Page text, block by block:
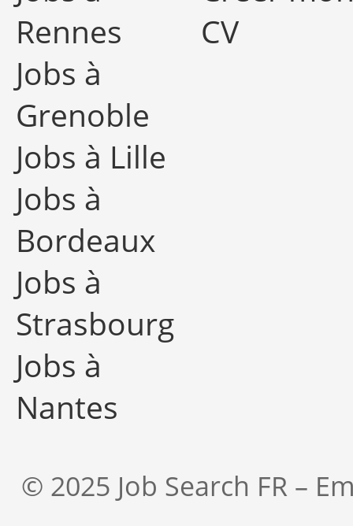
Rennes
Jobs à
Grenoble
Jobs à Lille
Jobs à
Bordeaux
Jobs à
Strasbourg
Jobs à
Nantes
CV
© 2025 Job Search FR –